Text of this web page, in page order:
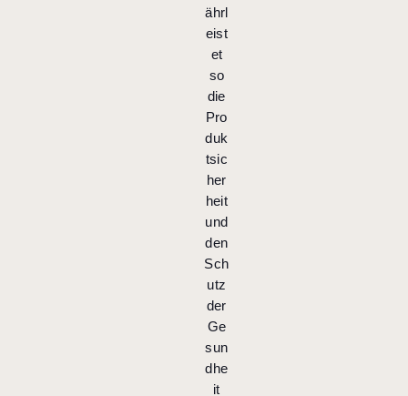
ährl
eist
et
so
die
Pro
duk
tsic
her
heit
und
den
Sch
utz
der
Ge
sun
dhe
it